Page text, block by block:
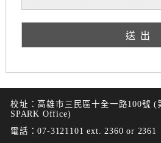
1.主辦單位於各課程、講座、活動
2.該個人資料利用的期間、地區、
校址：高雄市三民區十全一路100號
SPARK Office)
電話：07-3121101 ext. 2360 or 2361